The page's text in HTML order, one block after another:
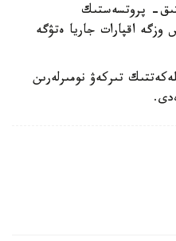
پروتسەستىك
سايكەس وزگە اقپارات جاريا ەتۋگە
تىركەۋ نومىرلەرىن